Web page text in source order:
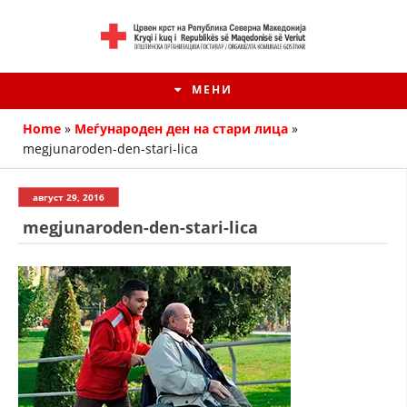
МЕНИ
HISTORIA E KRYQIT TË KUQ
ИСТОРИЈАТ НА ДВИЖЕЊЕТО
Home » Меѓународен ден на стари лица »
megjunaroden-den-stari-lica
август 29, 2016
megjunaroden-den-stari-lica